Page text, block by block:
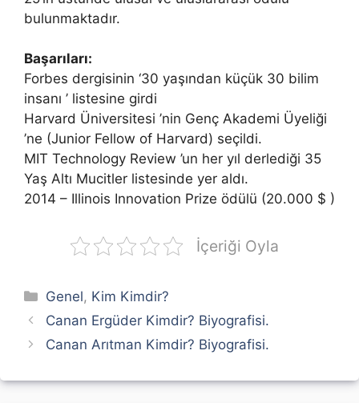
bulunmaktadır.
Başarıları:
Forbes dergisinin ‘30 yaşından küçük 30 bilim
insanı ’ listesine girdi
Harvard Üniversitesi ’nin Genç Akademi Üyeliği
’ne (Junior Fellow of Harvard) seçildi.
MIT Technology Review ’un her yıl derlediği 35
Yaş Altı Mucitler listesinde yer aldı.
2014 – Illinois Innovation Prize ödülü (20.000 $ )
İçeriği Oyla
Kategoriler
Genel, Kim Kimdir?
Canan Ergüder Kimdir? Biyografisi.
Canan Arıtman Kimdir? Biyografisi.